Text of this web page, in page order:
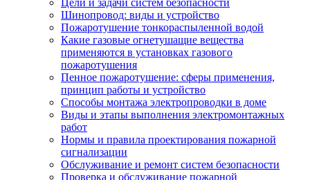
Цели и задачи систем безопасности
Шинопровод: виды и устройство
Пожаротушение тонкораспыленной водой
Какие газовые огнетушащие вещества
применяются в установках газового
пожаротушения
Пенное пожаротушение: сферы применения,
принцип работы и устройство
Способы монтажа электропроводки в доме
Виды и этапы выполнения электромонтажных
работ
Нормы и правила проектирования пожарной
сигнализации
Обслуживание и ремонт систем безопасности
Проверка и обслуживание пожарной